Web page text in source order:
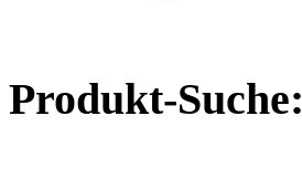
Produkt-Suche: